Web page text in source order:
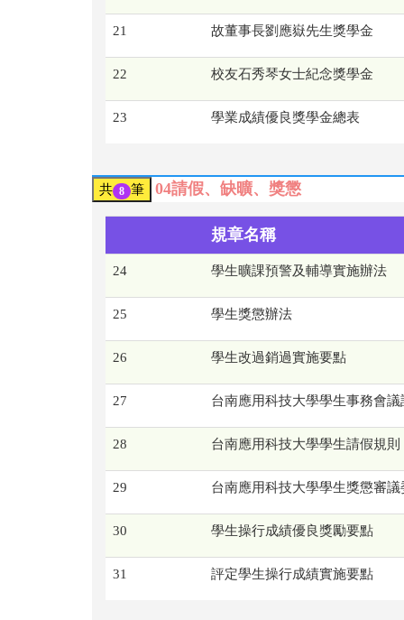
21 故董事長劉應嶽先生獎學金
22 校友石秀琴女士紀念獎學金
23 學業成績優良獎學金總表
共 8 筆 04請假、缺曠、獎懲
規章名稱
24 學生曠課預警及輔導實施辦法
25 學生獎懲辦法
26 學生改過銷過實施要點
27 台南應用科技大學學生事務會議
28 台南應用科技大學學生請假規則
29 台南應用科技大學學生獎懲審
30 學生操行成績優良獎勵要點
31 評定學生操行成績實施要點